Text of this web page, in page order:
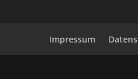
Impressum